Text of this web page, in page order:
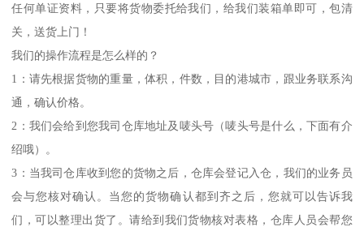
任何单证资料，只要将货物委托给我们，给我们装箱单即可，包清
关，送货上门！
我们的操作流程是怎么样的？
1：请先根据货物的重量，体积，件数，目的港城市，跟业务联系沟
通，确认价格。
2：我们会给到您我司仓库地址及唛头号（唛头号是什么，下面有介
绍哦）。
3：当我司仓库收到您的货物之后，仓库会登记入仓，我们的业务员
会与您核对确认。当您的货物确认都到齐之后，您就可以告诉我
们，可以整理出货了。请给到我们货物核对表格，仓库人员会帮您